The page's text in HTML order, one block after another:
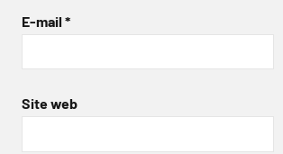
E-mail *
Site web